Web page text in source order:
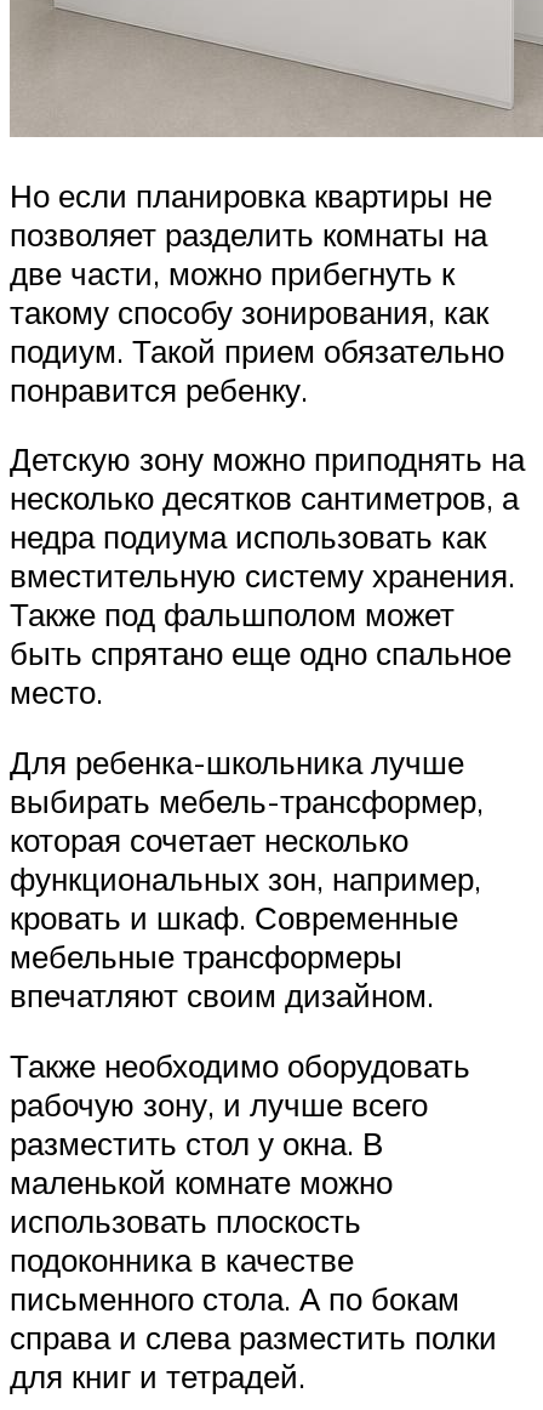
Но если планировка квартиры не
позволяет разделить комнаты на
две части, можно прибегнуть к
такому способу зонирования, как
подиум. Такой прием обязательно
понравится ребенку.
Детскую зону можно приподнять на
несколько десятков сантиметров, а
недра подиума использовать как
вместительную систему хранения.
Также под фальшполом может
быть спрятано еще одно спальное
место.
Для ребенка-школьника лучше
выбирать мебель-трансформер,
которая сочетает несколько
функциональных зон, например,
кровать и шкаф. Современные
мебельные трансформеры
впечатляют своим дизайном.
Также необходимо оборудовать
рабочую зону, и лучше всего
разместить стол у окна. В
маленькой комнате можно
использовать плоскость
подоконника в качестве
письменного стола. А по бокам
справа и слева разместить полки
для книг и тетрадей.